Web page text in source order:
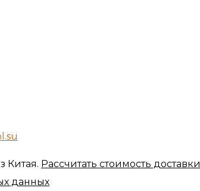
Китая. Рассчитать стоимость доставки
данных